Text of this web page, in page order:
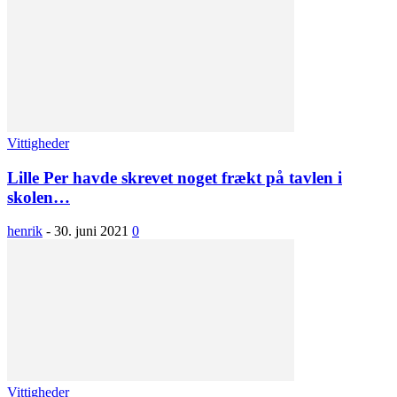
Vittigheder
Lille Per havde skrevet noget frækt på tavlen i
skolen…
henrik - 30. juni 2021 0
Vittigheder